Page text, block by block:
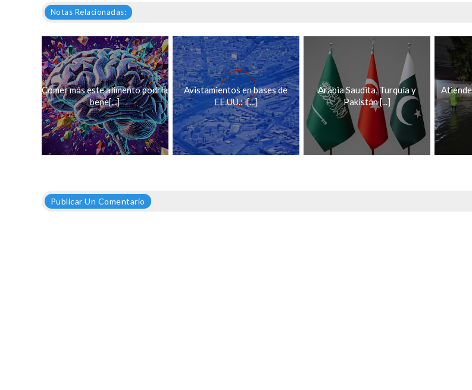
Notas Relacionadas:
Comer más este alimento podría
bene[...]
Avistamientos en bases de
EE.UU.: l[...]
Arabia Saudita, Turquía y
Pakistán [...]
Publicar Un Comentario